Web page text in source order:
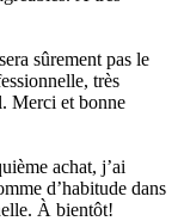
sûrement pas le
très
Merci et bonne
achat, j’ai
d’habitude dans
À bientôt!